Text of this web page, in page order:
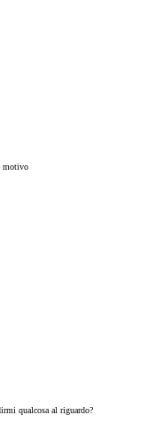
motivo
qualcosa al riguardo?